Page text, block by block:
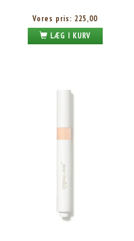
Vores pris: 225,00
LÆG I KURV